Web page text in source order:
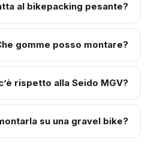
al bikepacking pesante?
gomme posso montare?
rispetto alla Seido MGV?
su una gravel bike?